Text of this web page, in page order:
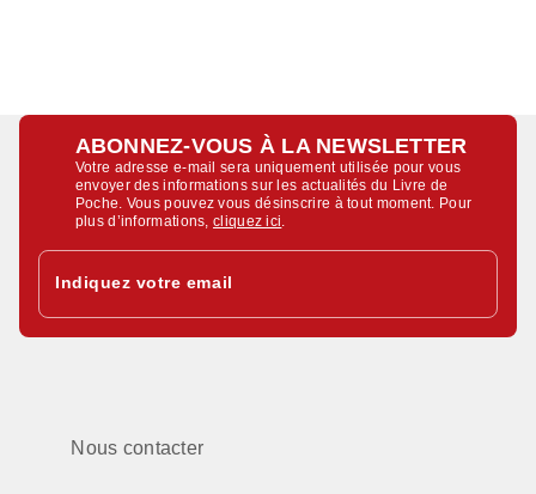
ABONNEZ-VOUS À LA NEWSLETTER
Votre adresse e-mail sera uniquement utilisée pour vous
envoyer des informations sur les actualités du Livre de
Poche. Vous pouvez vous désinscrire à tout moment. Pour
plus d’informations,cliquez ici
Indiquez votre email
Nous contacter